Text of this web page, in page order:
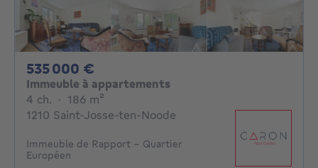
535 000 €
Immeuble à appartements
4 ch. 4 chambres
· 186 m²
1210 Saint-Josse-ten-Noode
Immeuble de Rapport - Quartier
Européen